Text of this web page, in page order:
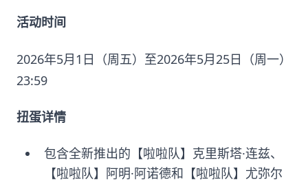
活动时间
2026年5月1日（周五）至2026年5月25日（周一）
23:59
扭蛋详情
包含全新推出的【啦啦队】克里斯塔·连兹、
【啦啦队】阿明·阿诺德和【啦啦队】尤弥尔